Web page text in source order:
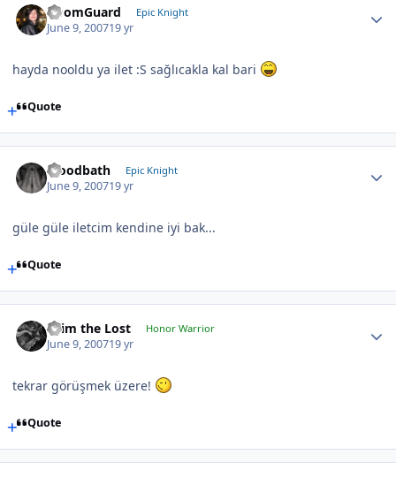
DoomGuard Epic Knight
June 9, 200719 yr
hayda nooldu ya ilet :S sağlıcakla kal bari
Quote
bloodbath Epic Knight
June 9, 200719 yr
güle güle iletcim kendine iyi bak...
Quote
cRim the Lost Honor Warrior
June 9, 200719 yr
tekrar görüşmek üzere!
Quote